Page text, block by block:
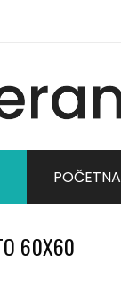
POČETNA
60X60